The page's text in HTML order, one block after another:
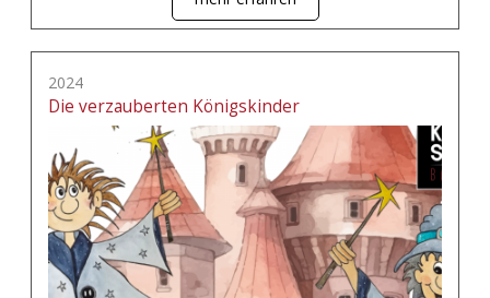
2024
Die verzauberten Königskinder